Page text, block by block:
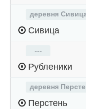
деревня
Сивица
---
Рубленики
деревня
Перстень